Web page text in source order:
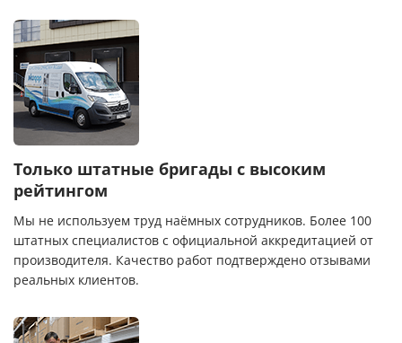
Только штатные бригады с высоким
рейтингом
Мы не используем труд наёмных сотрудников. Более 100
штатных специалистов с официальной аккредитацией от
производителя. Качество работ подтверждено отзывами
реальных клиентов.